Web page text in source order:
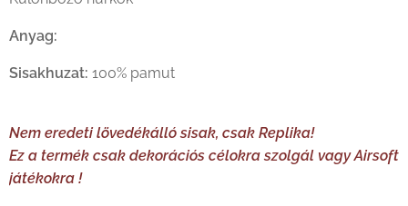
Anyag:
Sisakhuzat: 100% pamut
Nem eredeti lövedékálló sisak, csak Replika!
Ez a termék csak dekorációs célokra szolgál vagy Airsoft
játékokra !